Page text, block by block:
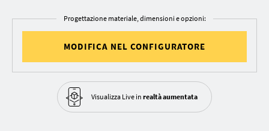
Progettazione materiale, dimensioni e opzioni:
MODIFICA NEL CONFIGURATORE
Visualizza Live in realtà aumentata